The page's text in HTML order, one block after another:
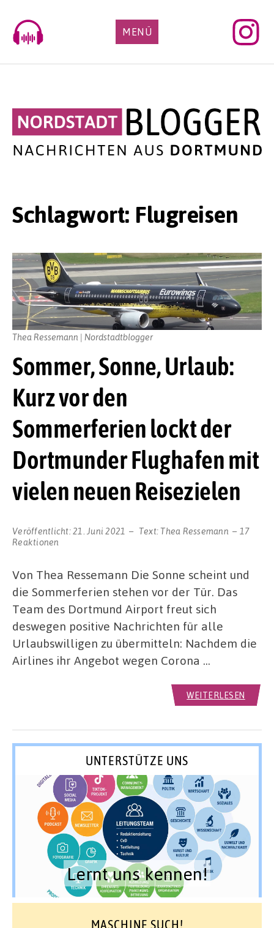
content
MENÜ
Schlagwort: Flugreisen
Sommer, Sonne, Urlaub:
Kurz vor den
Sommerferien lockt der
Dortmunder Flughafen mit
vielen neuen Reisezielen
Veröffentlicht:21. Juni 2021 Text:Thea Ressemann
17
Reaktionen
Thea Ressemann | Nordstadtblogger
Von Thea Ressemann Die Sonne scheint und
die Sommerferien stehen vor der Tür. Das
Team des Dortmund Airport freut sich
deswegen positive Nachrichten für alle
Urlaubswilligen zu übermitteln: Nachdem die
Airlines ihr Angebot wegen Corona …
WEITERLESEN
UNTERSTÜTZE UNS
Lernt uns kennen!
MASCHINE SUCH!